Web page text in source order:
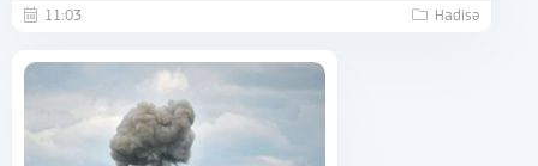
11:03 Hadisə